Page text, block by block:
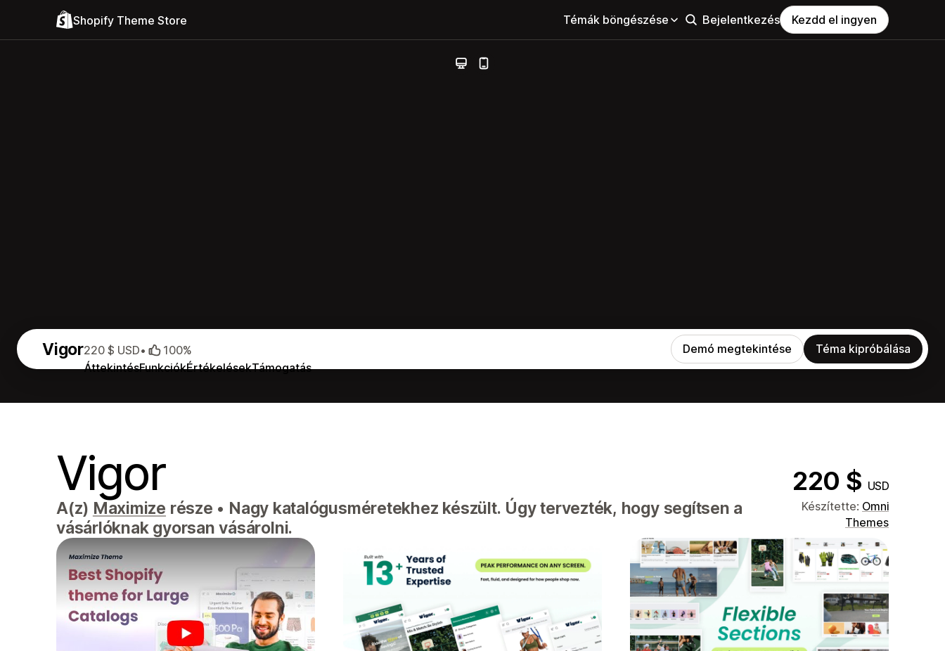
Shopify Theme Store Témák böngészése Bejelentkezés Kezdd el ingyen
Vigor
ÁttekintésFunkciókÉrtékelésekTámogatás
220 $ USD• 100% Demó megtekintése Téma kipróbálása
Vigor 220 $ USD
A(z) Maximize része • Nagy katalógusméretekhez készült. Úgy tervezték, hogy segítsen a
vásárlóknak gyorsan vásárolni.
Készítette: Omni
Themes